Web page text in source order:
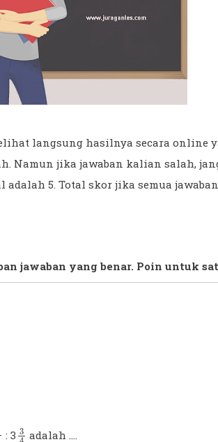
langsung hasilnya secara online
Namun jika jawaban kalian salah,
5. Total skor jika semua
jawaban yang benar. Poin untuk
:3 3
4 adalah ....